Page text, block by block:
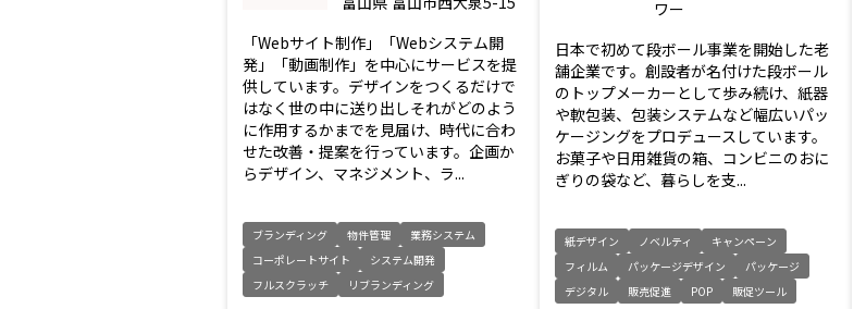
「Webサイト制作」「Webシステム開
発」「動画制作」を中心にサービスを提
供しています。デザインをつくるだけで
はなく世の中に送り出しそれがどのよう
に作用するかまでを見届け、時代に合わ
せた改善・提案を行っています。企画か
らデザイン、マネジメント、ラ...
ブランディング 物件管理
業務システム
コーポレートサイト
システム開発
フルスクラッチ
リブランディング
ワー
日本で初めて段ボール事業を開始した老
舗企業です。創設者が名付けた段ボール
のトップメーカーとして歩み続け、紙器
や軟包装、包装システムなど幅広いパッ
ケージングをプロデュースしています。
お菓子や日用雑貨の箱、コンビニのおに
ぎりの袋など、暮らしを支...
紙デザイン ノベルティ
キャンペーン
フィルム
パッケージデザイン
パッケージ
デジタル
販売促進 POP 販促ツール